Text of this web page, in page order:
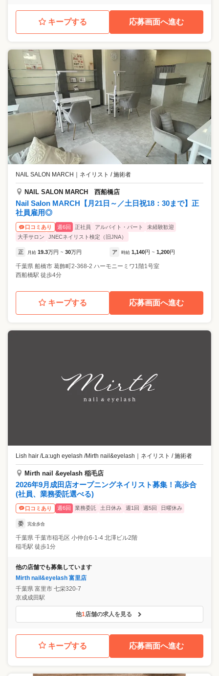
キープする 応募画面へ進む
NAIL SALON MARCH ネイリスト / 施術者
NAIL SALON MARCH 西船橋店
Nail Salon MARCH【月21日～／土日祝18：30まで】正
社員雇用◎
口コミあり 週6回 正社員 アルバイト・パート
未経験歓迎
大手サロン
JNECネイリスト検定（旧JNA）
正 月給 19.3万円 ~ 30万円 ア 時給 1,140円 ~ 1,200円
千葉県 船橋市 葛飾町2-368-2 ハーモニーミワ1階1号室
西船橋駅 徒歩4分
キープする 応募画面へ進む
Lish hair /La:ugh eyelash /Mirth nail&eyelash ｜ ネイリスト / 施術者
Mirth nail &eyelash 稲毛店
2026年9月成田店オープニングネイリスト募集！高歩合
(社員、業務委託選べる)
口コミあり 週6回 業務委託 土日休み 週1回 週5回 日曜休み
委 完全歩合
千葉県 千葉市稲毛区 小仲台6-1-4 北澤ビル2階
稲毛駅 徒歩1分
他の店舗でも募集しています
Mirth nail&eyelash 富里店
千葉県 富里市 七栄320-7
京成成田駅
他1店舗の求人を見る
キープする 応募画面へ進む